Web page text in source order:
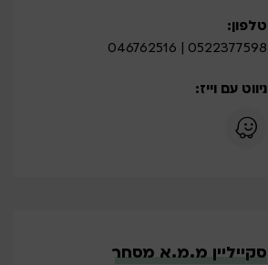
טלפון:
0522377598 | 046762516
ניווט עם וייז:
סקייליין מ.מ.א מסחר